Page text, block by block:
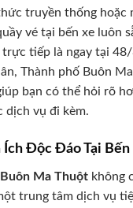
truyền thống hoặc
vé tại bến xe luôn
tiếp là ngay tại
Thành phố Buôn
bạn có thể hỏi rõ
dịch vụ đi kèm.
Ích Độc Đáo Tại Bến
Ma Thuột không
trung tâm dịch vụ